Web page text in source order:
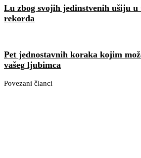
Lu zbog svojih jedinstvenih ušiju
rekorda
Pet jednostavnih koraka kojim
vašeg ljubimca
Povezani članci